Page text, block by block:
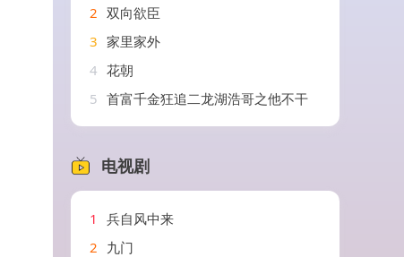
2 双向欲臣
3 家里家外
4 花朝
5 首富千金狂追二龙湖浩哥之他不干
电视剧
1
兵自风中来
2 九门